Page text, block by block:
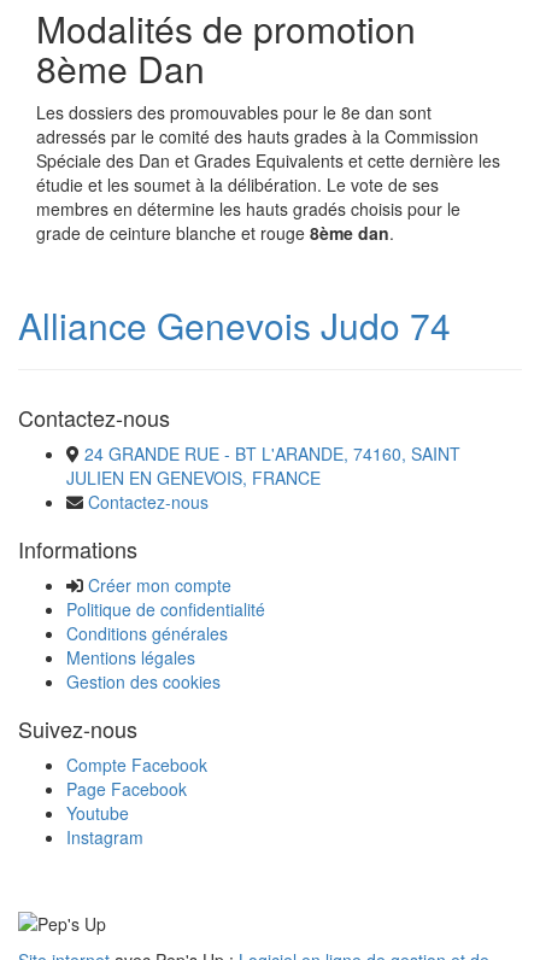
Modalités de promotion
8ème Dan
Les dossiers des promouvables pour le 8e dan sont
adressés par le comité des hauts grades à la Commission
Spéciale des Dan et Grades Equivalents et cette dernière les
étudie et les soumet à la délibération. Le vote de ses
membres en détermine les hauts gradés choisis pour le
grade de ceinture blanche et rouge 8ème dan.
Alliance Genevois Judo 74
Contactez-nous
24 GRANDE RUE - BT L'ARANDE, 74160, SAINT
JULIEN EN GENEVOIS, FRANCE
Contactez-nous
Informations
Créer mon compte
Politique de confidentialité
Conditions générales
Mentions légales
Gestion des cookies
Suivez-nous
Compte Facebook
Page Facebook
Youtube
Instagram